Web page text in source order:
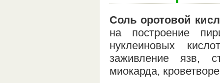
Соль оротовой
на построение
нуклеиновых
заживление язв,
миокарда,